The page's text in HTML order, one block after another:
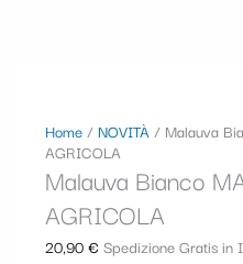
Home/NOVITÀ/ Malauva
AGRICOLA
Malauva Bianco
AGRICOLA
20,90€ Spedizione Gratis